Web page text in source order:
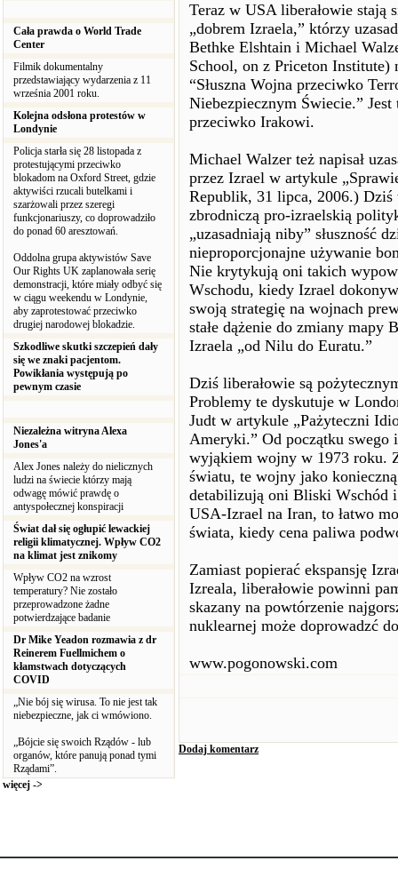
Cała prawda o World Trade
Center
Filmik dokumentalny
przedstawiający wydarzenia z 11
września 2001 roku.
Kolejna odsłona protestów w
Londynie
Policja starła się 28 listopada z
protestującymi przeciwko
blokadom na Oxford Street, gdzie
aktywiści rzucali butelkami i
szarżowali przez szeregi
funkcjonariuszy, co doprowadziło
do ponad 60 aresztowań.
Oddolna grupa aktywistów Save
Our Rights UK zaplanowała serię
demonstracji, które miały odbyć się
w ciągu weekendu w Londynie,
aby zaprotestować przeciwko
drugiej narodowej blokadzie.
Szkodliwe skutki szczepień dały
się we znaki pacjentom.
Powikłania występują po
pewnym czasie
Niezależna witryna Alexa
Jones'a
Alex Jones należy do nielicznych
ludzi na świecie którzy mają
odwagę mówić prawdę o
antyspołecznej konspiracji
Świat dał się ogłupić lewackiej
religii klimatycznej. Wpływ CO2
na klimat jest znikomy
Wpływ CO2 na wzrost
temperatury? Nie zostało
przeprowadzone żadne
potwierdzające badanie
Dr Mike Yeadon rozmawia z dr
Reinerem Fuellmichem o
kłamstwach dotyczących
COVID
„Nie bój się wirusa. To nie jest tak
niebezpieczne, jak ci wmówiono.
„Bójcie się swoich Rządów - lub
organów, które panują ponad tymi
Rządami”.
więcej ->
Teraz w USA liberałowie stają
„dobrem Izraela,” którzy
Bethke Elshtain i Michael
School, on z Priceton Institute)
“Słuszna Wojna przeciwko
Niebezpiecznym Świecie.”
przeciwko Irakowi.
Michael Walzer też napisał
przez Izrael w artykule
Republik, 31 lipca, 2006.)
zbrodniczą pro-izraelskią
„uzasadniają niby” słuszność
nieproporcjonajne używanie
Nie krytykują oni takich
Wschodu, kiedy Izrael
swoją strategię na wojnach
stałe dążenie do zmiany mapy
Izraela „od Nilu do Euratu.”
Dziś liberałowie są
Problemy te dyskutuje w
Judt w artykule „Pażyteczni
Ameryki.” Od początku swego
wyjąkiem wojny w 1973 roku.
światu, te wojny jako
detabilizują oni Bliski Wschód
USA-Izrael na Iran, to łatwo
świata, kiedy cena paliwa
Zamiast popierać ekspansję
Izreala, liberałowie powinni
skazany na powtórzenie
nuklearnej może doprowadzć
www.pogonowski.com
Dodaj komentarz